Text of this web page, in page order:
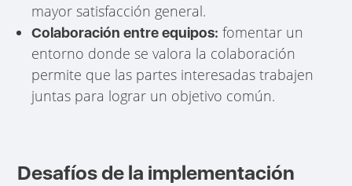
mayor satisfacción general.
Colaboración entre equipos: fomentar un
entorno donde se valora la colaboración
permite que las partes interesadas trabajen
juntas para lograr un objetivo común.
Desafíos de la implementación